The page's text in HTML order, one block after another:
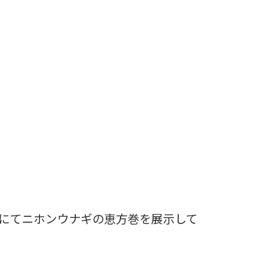
てニホンウナギの恵方巻を展示して